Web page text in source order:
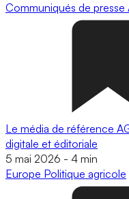
Communiqués de presse
Le média de référence
digitale et éditoriale
5 mai 2026 - 4 min
Europe Politique agricole